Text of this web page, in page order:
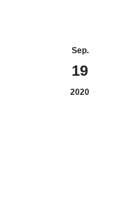
Sep.
19
2020